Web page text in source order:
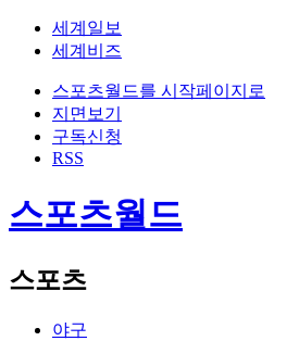
세계일보
세계비즈
스포츠월드를 시작페이지로
지면보기
구독신청
RSS
스포츠월드
스포츠
야구